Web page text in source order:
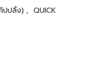
ปปลิ้ง) , QUICK